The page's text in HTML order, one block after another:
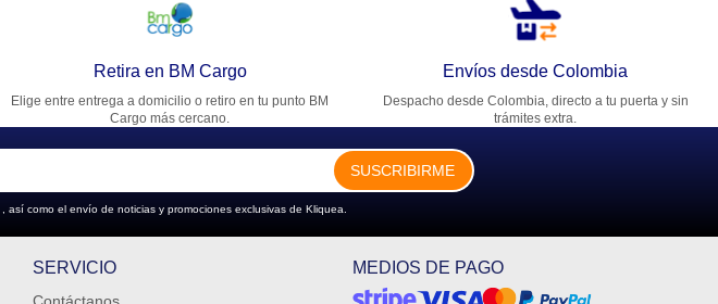
ENVIAR COMENTARIO
Retira en BM Cargo
Elige entre entrega a domicilio o retiro en tu punto BM
Cargo más cercano.
Envíos desde Colombia
Despacho desde Colombia, directo a tu puerta y sin
trámites extra.
SUSCRIBIRME
, así como el envío de noticias y promociones exclusivas de Kliquea.
SERVICIO MEDIOS DE PAGO